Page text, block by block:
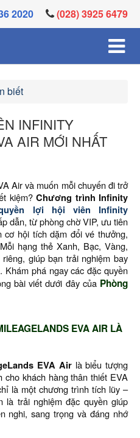
2020 (028) 3925 6479
biết
INFINITY
AIR MỚI NHẤT
Air và muốn mỗi chuyến đi trở
kiệm?Chương trình Infinity
lợi hội viên Infinity
dẫn, từ phòng chờ VIP, ưu tiên
cơ hội tích dặm đổi vé thưởng,
hạng thẻ Xanh, Bạc, Vàng,
giúp bạn trải nghiệm bay
Khám phá ngay các đặc quyền
bài viết dưới đây của Phòng
EVA AIR LÀ
EVA Airlà biểu tượng
khách hàng thân thiết EVA
là một chương trình tích lũy –
là trải nghiệm đặc quyền giúp
nghi, sang trọng và đáng nhớ